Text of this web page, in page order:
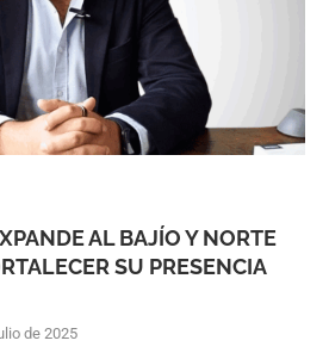
AL BAJÍO Y NORTE
SU PRESENCIA
de 2025